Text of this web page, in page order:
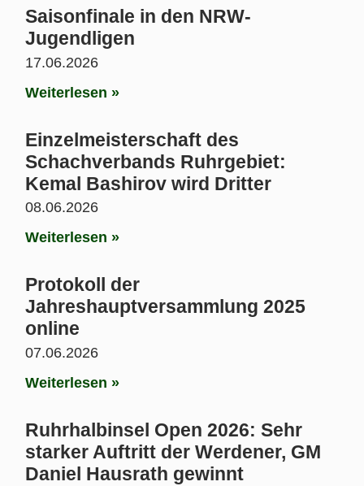
Saisonfinale in den NRW-
Jugendligen
17.06.2026
Weiterlesen »
Einzelmeisterschaft des
Schachverbands Ruhrgebiet:
Kemal Bashirov wird Dritter
08.06.2026
Weiterlesen »
Protokoll der
Jahreshauptversammlung 2025
online
07.06.2026
Weiterlesen »
Ruhrhalbinsel Open 2026: Sehr
starker Auftritt der Werdener, GM
Daniel Hausrath gewinnt